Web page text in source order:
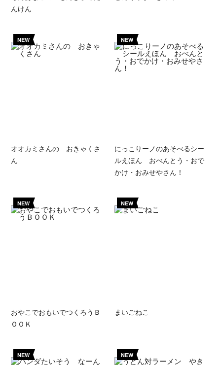
んけん
NEW
オオカミさんの おきゃくさ
ん
NEW
にっこりーノのあそべるシー
ルえほん おべんとう・おで
かけ・おみせやさん！
NEW
おやこでおもいでつくろうＢ
ＯＯＫ
NEW
まいごねこ
NEW NEW